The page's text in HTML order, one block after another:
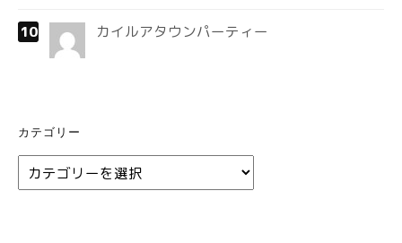
カイルアタウンパーティー
カテゴリー
カ
テ